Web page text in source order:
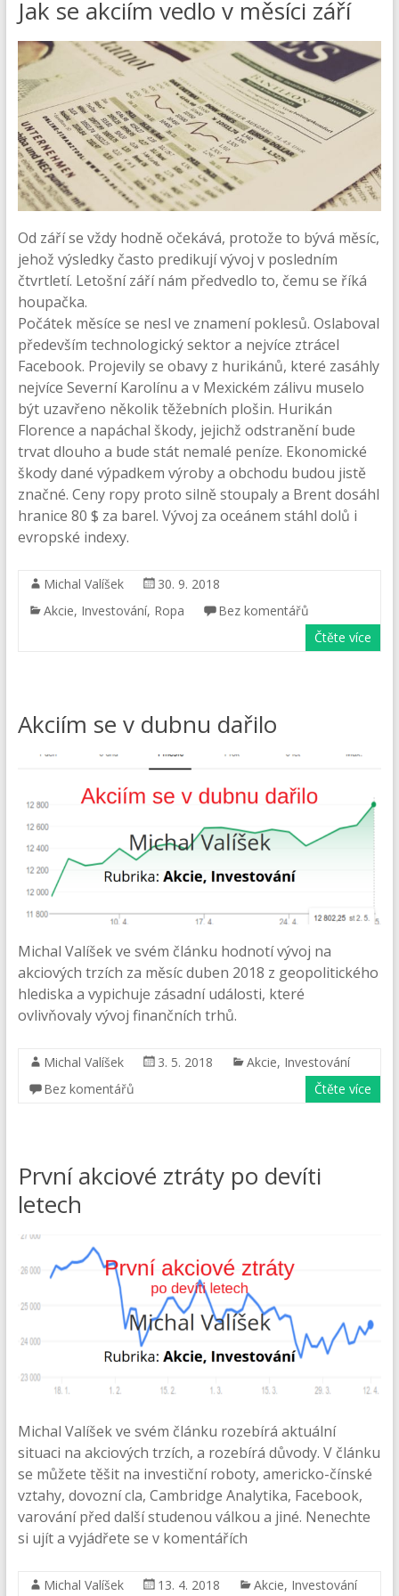
Jak se akciím vedlo v měsíci září
Od září se vždy hodně očekává, protože to bývá měsíc,
jehož výsledky často predikují vývoj v posledním
čtvrtletí. Letošní září nám předvedlo to, čemu se říká
houpačka.
Počátek měsíce se nesl ve znamení poklesů. Oslaboval
především technologický sektor a nejvíce ztrácel
Facebook. Projevily se obavy z hurikánů, které zasáhly
nejvíce Severní Karolínu a v Mexickém zálivu muselo
být uzavřeno několik těžebních plošin. Hurikán
Florence a napáchal škody, jejichž odstranění bude
trvat dlouho a bude stát nemalé peníze. Ekonomické
škody dané výpadkem výroby a obchodu budou jistě
značné. Ceny ropy proto silně stoupaly a Brent dosáhl
hranice 80 $ za barel. Vývoj za oceánem stáhl dolů i
evropské indexy.
Michal Valíšek
30. 9. 2018
Akcie, Investování, Ropa
Bez komentářů
Čtěte více
Akciím se v dubnu dařilo
Michal Valíšek ve svém článku hodnotí vývoj na
akciových trzích za měsíc duben 2018 z geopolitického
hlediska a vypichuje zásadní události, které
ovlivňovaly vývoj finančních trhů.
Michal Valíšek 3. 5. 2018 Akcie, Investování
Bez komentářů
Čtěte více
První akciové ztráty po devíti
letech
Michal Valíšek ve svém článku rozebírá aktuální
situaci na akciových trzích, a rozebírá důvody. V článku
se můžete těšit na investiční roboty, americko-čínské
vztahy, dovozní cla, Cambridge Analytika, Facebook,
varování před další studenou válkou a jiné. Nenechte
si ujít a vyjádřete se v komentářích
Michal Valíšek 13. 4. 2018 Akcie, Investování